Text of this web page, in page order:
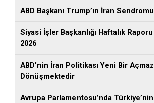
ABD Başkanı Trump’ın İran Sendromu
Siyasi İşler Başkanlığı Haftalık
2026
ABD’nin İran Politikası Yeni Bir
Dönüşmektedir
Avrupa Parlamentosu’nda Türkiye’nin